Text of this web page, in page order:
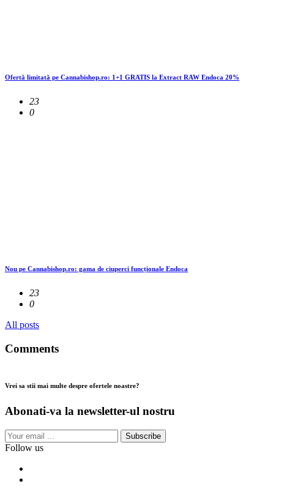
Ofertă limitată pe Cannabishop.ro: 1+1 GRATIS la Extract RAW Endoca 20%
23
0
Nou pe Cannabishop.ro: gama de ciuperci funcționale Endoca
23
0
All posts
Comments
Vrei sa stii mai multe despre ofertele noastre?
Abonati-va la newsletter-ul nostru
Subscribe
Follow us